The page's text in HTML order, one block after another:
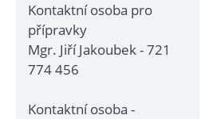
Kontaktní osoba pro
přípravky
Mgr. Jiří Jakoubek - 721
774 456
Kontaktní osoba -